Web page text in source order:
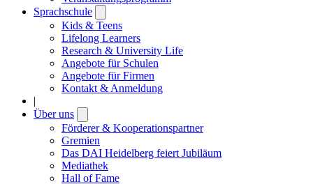
Sprachschule
submenu
Kids & Teens
Lifelong Learners
Research & University Life
Angebote für Schulen
Angebote für Firmen
Kontakt & Anmeldung
|
Über uns
submenu
Förderer & Kooperationspartner
Gremien
Das DAI Heidelberg feiert Jubiläum
Mediathek
Hall of Fame